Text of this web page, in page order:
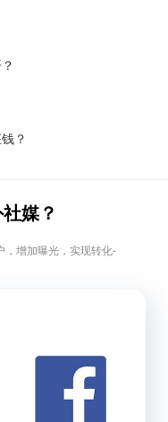
？
媒？
，增加曝光，实现转化-